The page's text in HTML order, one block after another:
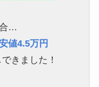
…
値4.5万円
きました！